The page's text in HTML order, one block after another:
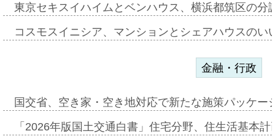
東京セキスイハイムとベンハウス、横浜都筑区の
コスモスイニシア、マンションとシェアハウスの
金融・行政
国交省、空き家・空き地対応で新たな施策パッケ
「2026年版国土交通白書」住宅分野、住生活基本